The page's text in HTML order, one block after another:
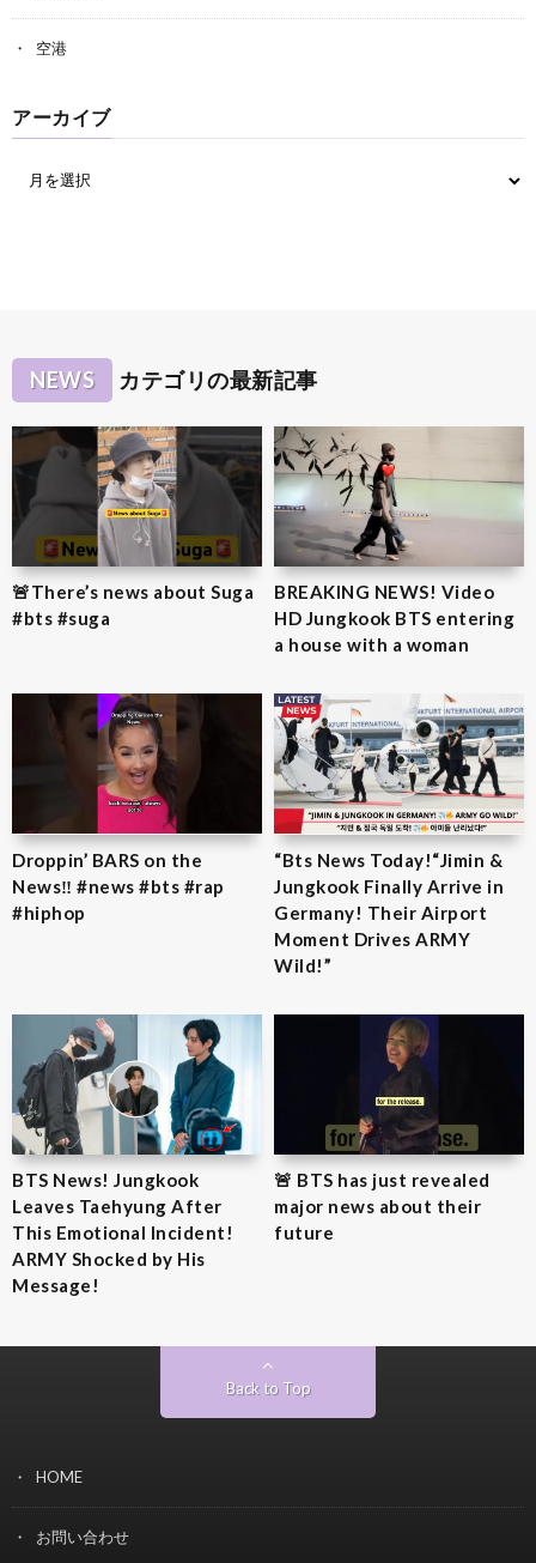
空港
アーカイブ
NEWS カテゴリの最新記事
🚨There’s news about Suga
#bts #suga
BREAKING NEWS! Video
HD Jungkook BTS entering
a house with a woman
Droppin’ BARS on the
News‼️ #news #bts #rap
#hiphop
“Bts News Today!“Jimin &
Jungkook Finally Arrive in
Germany! Their Airport
Moment Drives ARMY
Wild!”
BTS News! Jungkook
Leaves Taehyung After
This Emotional Incident!
ARMY Shocked by His
Message!
🚨 BTS has just revealed
major news about their
future
Back to Top
HOME
お問い合わせ